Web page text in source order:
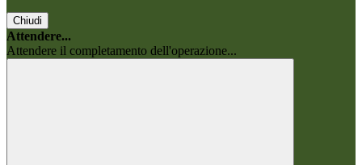
Chiudi
Attendere...
Attendere il completamento dell'operazione...